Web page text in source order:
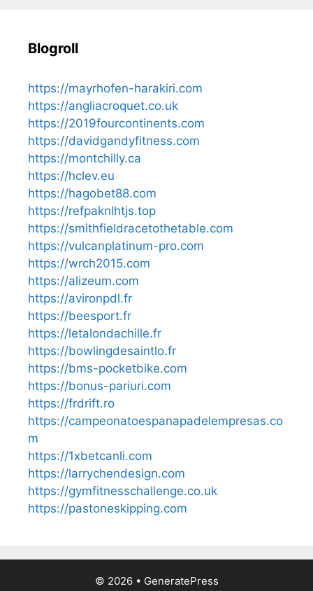
Blogroll
https://mayrhofen-harakiri.com
https://angliacroquet.co.uk
https://2019fourcontinents.com
https://davidgandyfitness.com
https://montchilly.ca
https://hclev.eu
https://hagobet88.com
https://refpaknlhtjs.top
https://smithfieldracetothetable.com
https://vulcanplatinum-pro.com
https://wrch2015.com
https://alizeum.com
https://avironpdl.fr
https://beesport.fr
https://letalondachille.fr
https://bowlingdesaintlo.fr
https://bms-pocketbike.com
https://bonus-pariuri.com
https://frdrift.ro
https://campeonatoespanapadelempresas.co
m
https://1xbetcanli.com
https://larrychendesign.com
https://gymfitnesschallenge.co.uk
https://pastoneskipping.com
© 2026• GeneratePress